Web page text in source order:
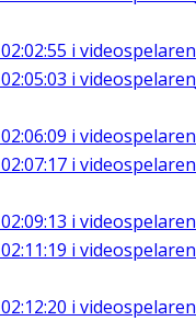
02:02:55 i videospelaren
02:05:03 i videospelaren
02:06:09 i videospelaren
02:07:17 i videospelaren
02:09:13 i videospelaren
02:11:19 i videospelaren
02:12:20 i videospelaren